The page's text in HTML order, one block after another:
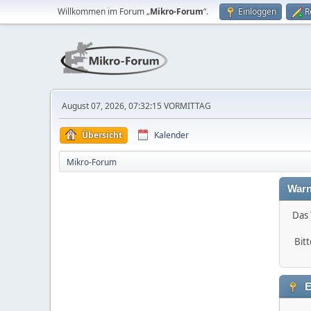
Willkommen im Forum „Mikro-Forum“. Einloggen
August 07, 2026, 07:32:15 VORMITTAG
Übersicht Kalender
Mikro-Forum